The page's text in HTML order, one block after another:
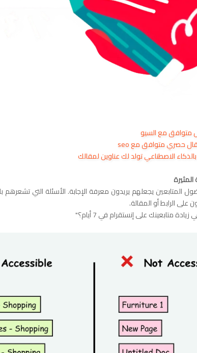
متوافق مع السيو
الاصطناعي تولد لك عناوين لمقالك
المتابعين يجعلهم يريدون معرفة الإجابة. الأسئلة التي تشعرهم
على الرابط أو المقالة.
متابعينك على إنستقرام في 7 أيام؟"